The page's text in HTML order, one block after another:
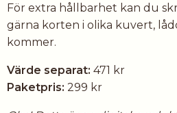
För extra hållbarhet kan du
gärna korten i olika kuvert,
kommer.
Värde separat: 471 kr
Paketpris: 299 kr